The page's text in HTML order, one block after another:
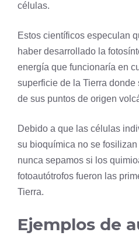
células.
Estos científicos especulan
haber desarrollado la
energía que funcionaría en
superficie de la Tierra
de sus puntos de origen
Debido a que las células
su bioquímica no se
nunca sepamos si los
fotoautótrofos fueron las
Tierra.
Ejemplos de